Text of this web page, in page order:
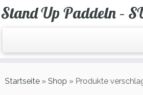
Zum
Inhalt
Stand Up Paddeln –
Startseite » Shop » Produkte